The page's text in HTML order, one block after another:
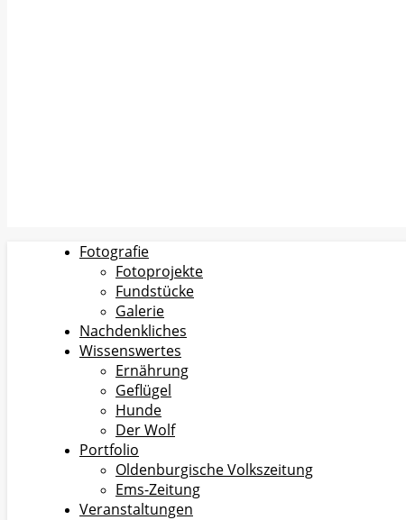
Fotografie
Fotoprojekte
Fundstücke
Galerie
Nachdenkliches
Wissenswertes
Ernährung
Geflügel
Hunde
Der Wolf
Portfolio
Oldenburgische Volkszeitung
Ems-Zeitung
Veranstaltungen